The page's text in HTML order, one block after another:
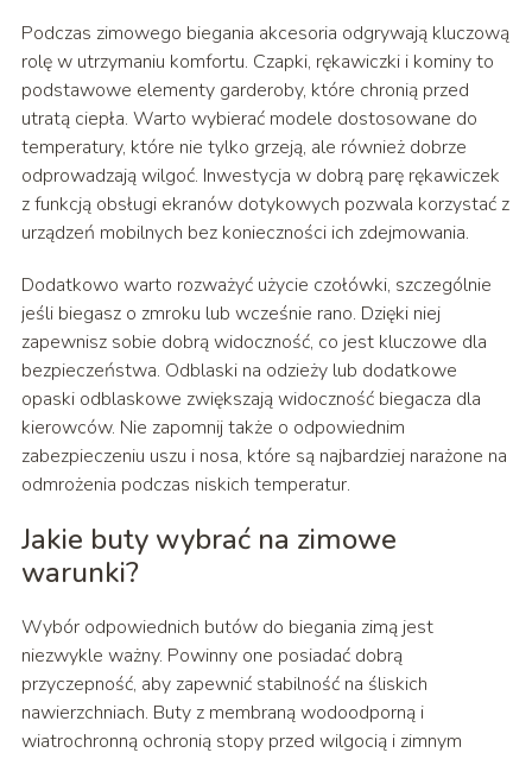
Podczas zimowego biegania akcesoria odgrywają kluczową
rolę w utrzymaniu komfortu. Czapki, rękawiczki i kominy to
podstawowe elementy garderoby, które chronią przed
utratą ciepła. Warto wybierać modele dostosowane do
temperatury, które nie tylko grzeją, ale również dobrze
odprowadzają wilgoć. Inwestycja w dobrą parę rękawiczek
z funkcją obsługi ekranów dotykowych pozwala korzystać z
urządzeń mobilnych bez konieczności ich zdejmowania.
Dodatkowo warto rozważyć użycie czołówki, szczególnie
jeśli biegasz o zmroku lub wcześnie rano. Dzięki niej
zapewnisz sobie dobrą widoczność, co jest kluczowe dla
bezpieczeństwa. Odblaski na odzieży lub dodatkowe
opaski odblaskowe zwiększają widoczność biegacza dla
kierowców. Nie zapomnij także o odpowiednim
zabezpieczeniu uszu i nosa, które są najbardziej narażone na
odmrożenia podczas niskich temperatur.
Jakie buty wybrać na zimowe
warunki?
Wybór odpowiednich butów do biegania zimą jest
niezwykle ważny. Powinny one posiadać dobrą
przyczepność, aby zapewnić stabilność na śliskich
nawierzchniach. Buty z membraną wodoodporną i
wiatrochronną ochronią stopy przed wilgocią i zimnym